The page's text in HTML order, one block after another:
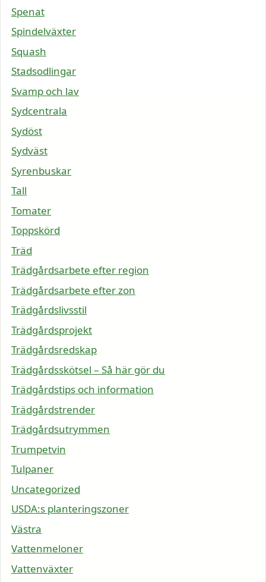
Spenat
Spindelväxter
Squash
Stadsodlingar
Svamp och lav
Sydcentrala
Sydöst
Sydväst
Syrenbuskar
Tall
Tomater
Toppskörd
Träd
Trädgårdsarbete efter region
Trädgårdsarbete efter zon
Trädgårdslivsstil
Trädgårdsprojekt
Trädgårdsredskap
Trädgårdsskötsel – Så här gör du
Trädgårdstips och information
Trädgårdstrender
Trädgårdsutrymmen
Trumpetvin
Tulpaner
Uncategorized
USDA:s planteringszoner
Västra
Vattenmeloner
Vattenväxter